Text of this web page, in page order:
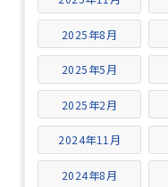
2025年8月
2025年5月
2025年2月
2024年11月
2024年8月